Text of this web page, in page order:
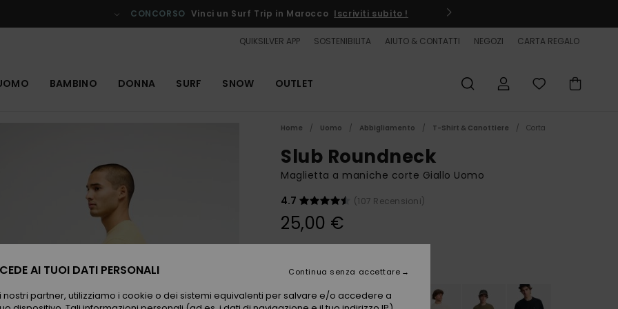
Vinci un Surf Trip in Marocco Iscriviti subito !
QUIKSILVER APP SOSTENIBILITA AIUTO & CONTATTI NEGOZI CARTA REGALO
BAMBINO DONNA SURF SNOW OUTLET
Home Uomo Abbigliamento T-Shirt & Canottiere Corta
Slub Roundneck
Maglietta a maniche corte Giallo Uomo
4.7
(107 Recensioni)
25,00 €
AI TUOI DATI PERSONALI
partner, utilizziamo i cookie o dei sistemi equivalenti per salvare e/o accedere a
Continua senza accettare